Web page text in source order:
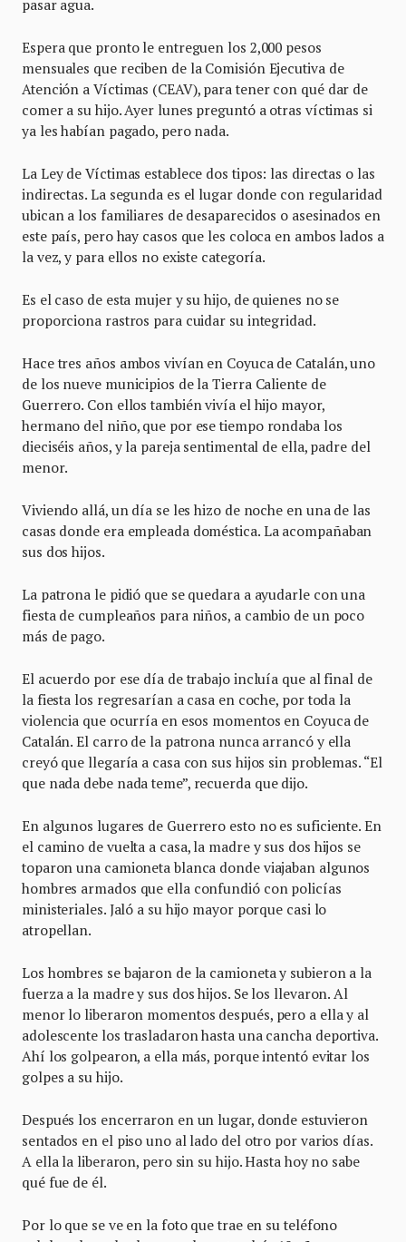
pasar agua.
Espera que pronto le entreguen los 2,000 pesos
mensuales que reciben de la Comisión Ejecutiva de
Atención a Víctimas (CEAV), para tener con qué dar de
comer a su hijo. Ayer lunes preguntó a otras víctimas si
ya les habían pagado, pero nada.
La Ley de Víctimas establece dos tipos: las directas o las
indirectas. La segunda es el lugar donde con regularidad
ubican a los familiares de desaparecidos o asesinados en
este país, pero hay casos que les coloca en ambos lados a
la vez, y para ellos no existe categoría.
Es el caso de esta mujer y su hijo, de quienes no se
proporciona rastros para cuidar su integridad.
Hace tres años ambos vivían en Coyuca de Catalán, uno
de los nueve municipios de la Tierra Caliente de
Guerrero. Con ellos también vivía el hijo mayor,
hermano del niño, que por ese tiempo rondaba los
dieciséis años, y la pareja sentimental de ella, padre del
menor.
Viviendo allá, un día se les hizo de noche en una de las
casas donde era empleada doméstica. La acompañaban
sus dos hijos.
La patrona le pidió que se quedara a ayudarle con una
fiesta de cumpleaños para niños, a cambio de un poco
más de pago.
El acuerdo por ese día de trabajo incluía que al final de
la fiesta los regresarían a casa en coche, por toda la
violencia que ocurría en esos momentos en Coyuca de
Catalán. El carro de la patrona nunca arrancó y ella
creyó que llegaría a casa con sus hijos sin problemas. “El
que nada debe nada teme”, recuerda que dijo.
En algunos lugares de Guerrero esto no es suficiente. En
el camino de vuelta a casa, la madre y sus dos hijos se
toparon una camioneta blanca donde viajaban algunos
hombres armados que ella confundió con policías
ministeriales. Jaló a su hijo mayor porque casi lo
atropellan.
Los hombres se bajaron de la camioneta y subieron a la
fuerza a la madre y sus dos hijos. Se los llevaron. Al
menor lo liberaron momentos después, pero a ella y al
adolescente los trasladaron hasta una cancha deportiva.
Ahí los golpearon, a ella más, porque intentó evitar los
golpes a su hijo.
Después los encerraron en un lugar, donde estuvieron
sentados en el piso uno al lado del otro por varios días.
A ella la liberaron, pero sin su hijo. Hasta hoy no sabe
qué fue de él.
Por lo que se ve en la foto que trae en su teléfono